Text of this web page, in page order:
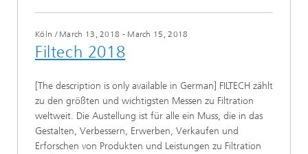
Köln / March 13, 2018 - March 15, 2018
Filtech 2018
[The description is only available in German] FILTECH zählt
zu den größten und wichtigsten Messen zu Filtration
weltweit. Die Austellung ist für alle ein Muss, die in das
Gestalten, Verbessern, Erwerben, Verkaufen und
Erforschen von Produkten und Leistungen zu Filtration